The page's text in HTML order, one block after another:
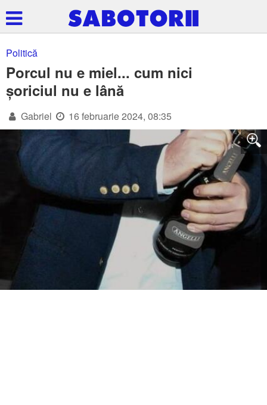
Politică
Porcul nu e miel... cum nici
șoriciul nu e lână
Gabriel 16 februarie 2024, 08:35